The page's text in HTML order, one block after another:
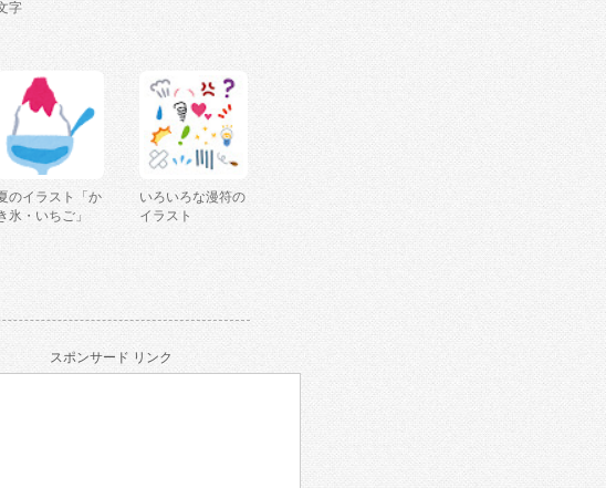
字
のイラスト「か
氷・いちご」
いろいろな漫符の
イラスト
スポンサード リンク